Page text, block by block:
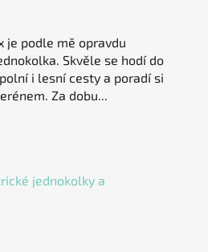
z 5 hvězdiček.
je podle mě opravdu
Skvěle se hodí do
i lesní cesty a poradí si
Za dobu...
jednokolky a